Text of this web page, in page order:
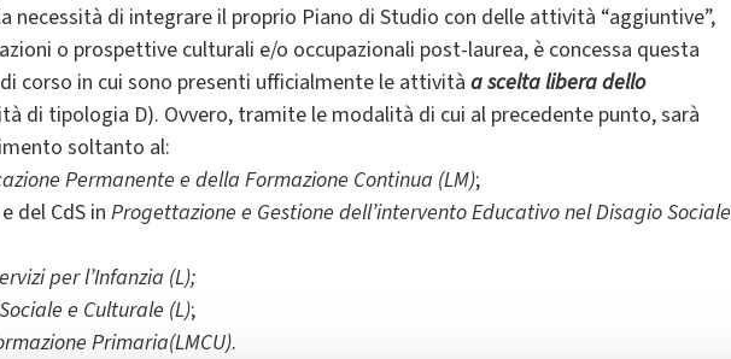
necessità di integrare il proprio Piano di Studio con delle attività “aggiuntive”,
o prospettive culturali e/o occupazionali post-laurea, è concessa questa
corso in cui sono presenti ufficialmente le attività a scelta libera dello
di tipologia D). Ovvero, tramite le modalità di cui al precedente punto, sarà
soltanto al:
Permanente e della Formazione Continua (LM);
e del CdS in Progettazione e Gestione dell’intervento Educativo nel Disagio Sociale
per l’Infanzia (L);
e Culturale (L);
Primaria(LMCU).